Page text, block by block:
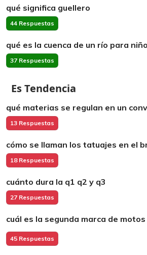
qué significa guellero
44 Respuestas
qué es la cuenca de un río para
37 Respuestas
Es Tendencia
qué materias se regulan en un
13 Respuestas
cómo se llaman los tatuajes en el
18 Respuestas
cuánto dura la q1 q2 y q3
27 Respuestas
cuál es la segunda marca de
45 Respuestas